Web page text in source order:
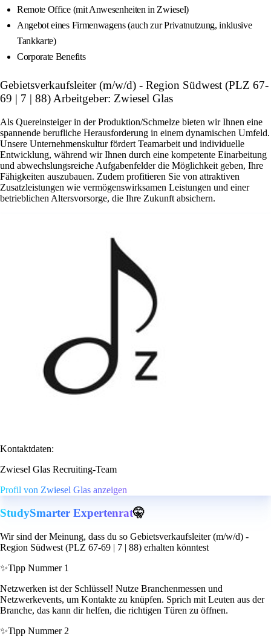
Remote Office (mit Anwesenheiten in Zwiesel)
Angebot eines Firmenwagens (auch zur Privatnutzung, inklusive
Tankkarte)
Corporate Benefits
Gebietsverkaufsleiter (m/w/d) - Region Südwest (PLZ 67-
69 | 7 | 88) Arbeitgeber: Zwiesel Glas
Als Quereinsteiger in der Produktion/Schmelze bieten wir Ihnen eine
spannende berufliche Herausforderung in einem dynamischen Umfeld.
Unsere Unternehmenskultur fördert Teamarbeit und individuelle
Entwicklung, während wir Ihnen durch eine kompetente Einarbeitung
und abwechslungsreiche Aufgabenfelder die Möglichkeit geben, Ihre
Fähigkeiten auszubauen. Zudem profitieren Sie von attraktiven
Zusatzleistungen wie vermögenswirksamen Leistungen und einer
betrieblichen Altersvorsorge, die Ihre Zukunft absichern.
Kontaktdaten:
Zwiesel Glas Recruiting-Team
Profil von Zwiesel Glas anzeigen
StudySmarter Expertenrat🤫
Wir sind der Meinung, dass du so Gebietsverkaufsleiter (m/w/d) -
Region Südwest (PLZ 67-69 | 7 | 88) erhalten könntest
✨Tipp Nummer 1
Netzwerken ist der Schlüssel! Nutze Branchenmessen und
Netzwerkevents, um Kontakte zu knüpfen. Sprich mit Leuten aus der
Branche, das kann dir helfen, die richtigen Türen zu öffnen.
✨Tipp Nummer 2